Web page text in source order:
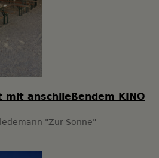
anschließendem KINO
"Zur Sonne"